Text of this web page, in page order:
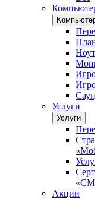
Услуги
Услуги
Акции